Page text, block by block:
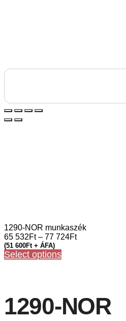
1290-NOR munkaszék
65 532Ft– 77 724Ft
(51 600Ft+ ÁFA)
Select options
1290-NOR